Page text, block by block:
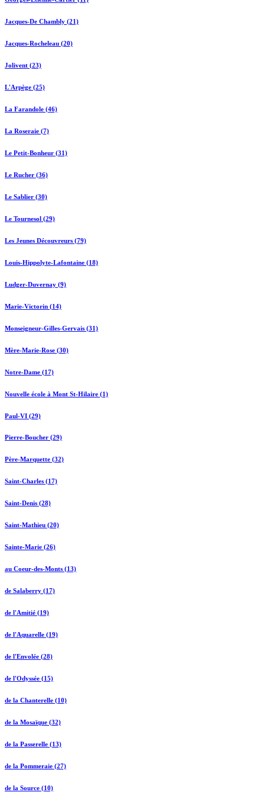
Jacques-De Chambly (21)
Jacques-Rocheleau (20)
Jolivent (23)
L'Arpège (25)
La Farandole (46)
La Roseraie (7)
Le Petit-Bonheur (31)
Le Rucher (36)
Le Sablier (30)
Le Tournesol (29)
Les Jeunes Découvreurs (79)
Louis-Hippolyte-Lafontaine (18)
Ludger-Duvernay (9)
Marie-Victorin (14)
Monseigneur-Gilles-Gervais (31)
Mère-Marie-Rose (30)
Notre-Dame (17)
Nouvelle école à Mont St-Hilaire (1)
Paul-VI (29)
Pierre-Boucher (29)
Père-Marquette (32)
Saint-Charles (17)
Saint-Denis (28)
Saint-Mathieu (20)
Sainte-Marie (26)
au Coeur-des-Monts (13)
de Salaberry (17)
de l'Amitié (19)
de l'Aquarelle (19)
de l'Envolée (28)
de l'Odyssée (15)
de la Chanterelle (10)
de la Mosaïque (32)
de la Passerelle (13)
de la Pommeraie (27)
de la Source (10)